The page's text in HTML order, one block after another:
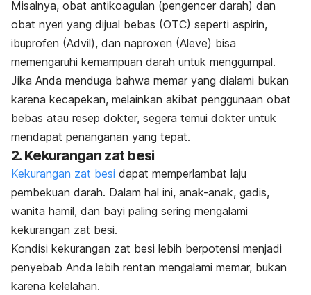
Misalnya, obat antikoagulan (pengencer darah) dan
obat nyeri yang dijual bebas (OTC) seperti aspirin,
ibuprofen (Advil), dan naproxen (Aleve) bisa
memengaruhi kemampuan darah untuk menggumpal.
Jika Anda menduga bahwa memar yang dialami bukan
karena kecapekan, melainkan akibat penggunaan obat
bebas atau resep dokter, segera temui dokter untuk
mendapat penanganan yang tepat.
2. Kekurangan zat besi
Kekurangan zat besi dapat memperlambat laju
pembekuan darah. Dalam hal ini, anak-anak, gadis,
wanita hamil, dan bayi paling sering mengalami
kekurangan zat besi.
Kondisi kekurangan zat besi lebih berpotensi menjadi
penyebab Anda lebih rentan mengalami memar, bukan
karena kelelahan.